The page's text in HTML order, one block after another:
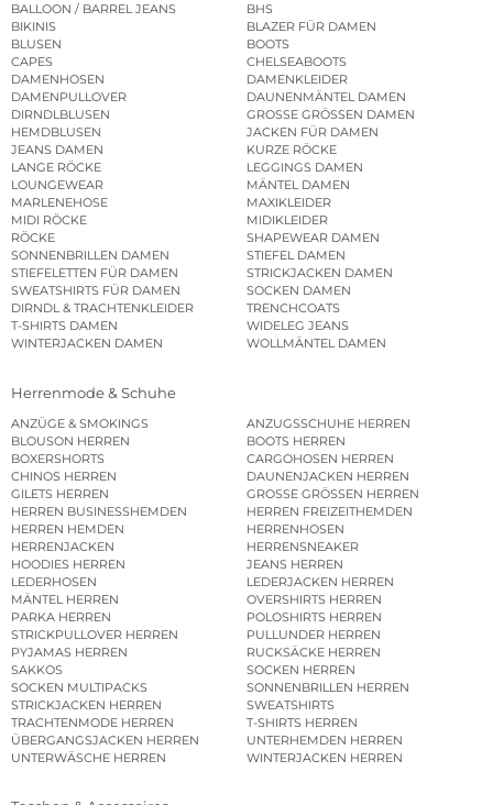
BALLOON / BARREL JEANS
BHS
BIKINIS
BLAZER FÜR DAMEN
BLUSEN
BOOTS
CAPES
CHELSEABOOTS
DAMENHOSEN
DAMENKLEIDER
DAMENPULLOVER
DAUNENMÄNTEL DAMEN
DIRNDLBLUSEN
GROSSE GRÖSSEN DAMEN
HEMDBLUSEN
JACKEN FÜR DAMEN
JEANS DAMEN
KURZE RÖCKE
LANGE RÖCKE
LEGGINGS DAMEN
LOUNGEWEAR
MÄNTEL DAMEN
MARLENEHOSE
MAXIKLEIDER
MIDI RÖCKE
MIDIKLEIDER
RÖCKE
SHAPEWEAR DAMEN
SONNENBRILLEN DAMEN
STIEFEL DAMEN
STIEFELETTEN FÜR DAMEN
STRICKJACKEN DAMEN
SWEATSHIRTS FÜR DAMEN
SOCKEN DAMEN
DIRNDL & TRACHTENKLEIDER
TRENCHCOATS
T-SHIRTS DAMEN
WIDELEG JEANS
WINTERJACKEN DAMEN
WOLLMÄNTEL DAMEN
Herrenmode & Schuhe
ANZÜGE & SMOKINGS
ANZUGSSCHUHE HERREN
BLOUSON HERREN
BOOTS HERREN
BOXERSHORTS
CARGOHOSEN HERREN
CHINOS HERREN
DAUNENJACKEN HERREN
GILETS HERREN
GROSSE GRÖSSEN HERREN
HERREN BUSINESSHEMDEN
HERREN FREIZEITHEMDEN
HERREN HEMDEN
HERRENHOSEN
HERRENJACKEN
HERRENSNEAKER
HOODIES HERREN
JEANS HERREN
LEDERHOSEN
LEDERJACKEN HERREN
MÄNTEL HERREN
OVERSHIRTS HERREN
PARKA HERREN
POLOSHIRTS HERREN
STRICKPULLOVER HERREN
PULLUNDER HERREN
PYJAMAS HERREN
RUCKSÄCKE HERREN
SAKKOS
SOCKEN HERREN
SOCKEN MULTIPACKS
SONNENBRILLEN HERREN
STRICKJACKEN HERREN
SWEATSHIRTS
TRACHTENMODE HERREN
T-SHIRTS HERREN
ÜBERGANGSJACKEN HERREN
UNTERHEMDEN HERREN
UNTERWÄSCHE HERREN
WINTERJACKEN HERREN